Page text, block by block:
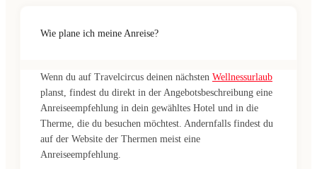
Wie plane ich meine Anreise?
Wenn du auf Travelcircus deinen nächsten Wellnessurlaub
planst, findest du direkt in der Angebotsbeschreibung eine
Anreiseempfehlung in dein gewähltes Hotel und in die
Therme, die du besuchen möchtest. Andernfalls findest du
auf der Website der Thermen meist eine
Anreiseempfehlung.